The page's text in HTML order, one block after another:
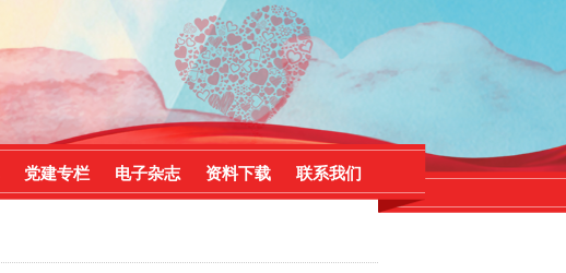
党建专栏 电子杂志 资料下载 联系我们